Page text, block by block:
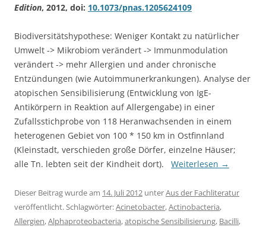
Edition, 2012, doi: 10.1073/pnas.1205624109
Biodiversitätshypothese: Weniger Kontakt zu natürlicher
Umwelt -> Mikrobiom verändert -> Immunmodulation
verändert -> mehr Allergien und ander chronische
Entzündungen (wie Autoimmunerkrankungen). Analyse der
atopischen Sensibilisierung (Entwicklung von IgE-
Antikörpern in Reaktion auf Allergengabe) in einer
Zufallsstichprobe von 118 Heranwachsenden in einem
heterogenen Gebiet von 100 * 150 km in Ostfinnland
(Kleinstadt, verschieden große Dörfer, einzelne Häuser;
alle Tn. lebten seit der Kindheit dort). Weiterlesen →
Dieser Beitrag wurde am 14. Juli 2012 unterAus der Fachliteratur
veröffentlicht. Schlagwörter:Acinetobacter,Actinobacteria,
Allergien,Alphaproteobacteria,atopische Sensibilisierung, Bacilli,